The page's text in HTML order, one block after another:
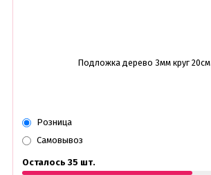
Подложка дерево 3мм круг 20см
Розница
Самовывоз
Осталось 35 шт.